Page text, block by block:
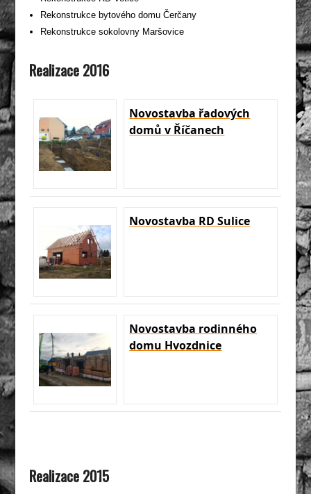
Rekonstrukce bytového domu Čerčany
Rekonstrukce sokolovny Maršovice
Realizace 2016
Novostavba řadových
domů v Říčanech
Novostavba RD Sulice
Novostavba rodinného
domu Hvozdnice
Realizace 2015